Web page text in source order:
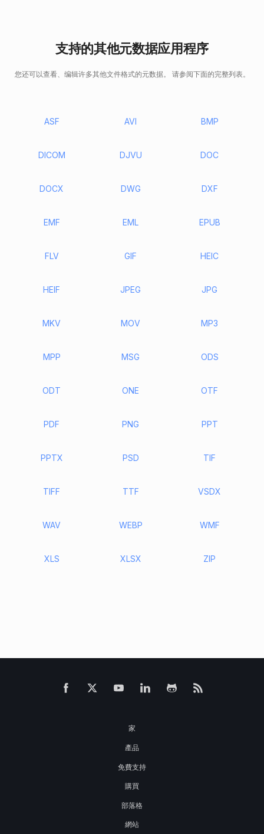
支持的其他元数据应用程序
您还可以查看、编辑许多其他文件格式的元数据。 请参阅下面的完整列表。
ASF AVI BMP
DICOM DJVU DOC
DOCX DWG DXF
EMF EML EPUB
FLV GIF HEIC
HEIF JPEG JPG
MKV MOV MP3
MPP MSG ODS
ODT ONE OTF
PDF PNG PPT
PPTX PSD TIF
TIFF TTF VSDX
WAV WEBP WMF
XLS XLSX ZIP
家
產品
免費支持
購買
部落格
網站